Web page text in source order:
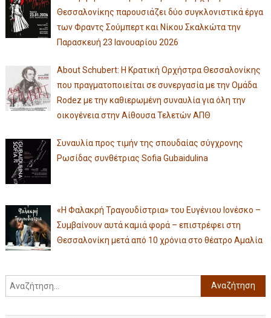
Θεσσαλονίκης παρουσιάζει δύο συγκλονιστικά έργα
των Φραντς Σούμπερτ και Νίκου Σκαλκώτα την
Παρασκευή 23 Ιανουαρίου 2026
About Schubert: Η Κρατική Ορχήστρα Θεσσαλονίκης
που πραγματοποιείται σε συνεργασία με την Ομάδα
Rodez με την καθιερωμένη συναυλία για όλη την
οικογένεια στην Αίθουσα Τελετών ΑΠΘ
Συναυλία προς τιμήν της σπουδαίας σύγχρονης
Ρωσίδας συνθέτριας Sofia Gubaidulina
«Η Φαλακρή Τραγουδίστρια» του Ευγένιου Ιονέσκο –
Συμβαίνουν αυτά καμιά φορά – επιστρέφει στη
Θεσσαλονίκη μετά από 10 χρόνια στο θέατρο Αμαλία